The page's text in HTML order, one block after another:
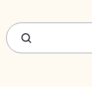
Suchen